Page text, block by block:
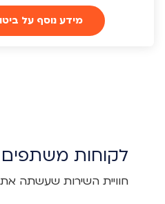
מידע נוסף על
לקוחות משתפים
חוויית השירות שעשתה